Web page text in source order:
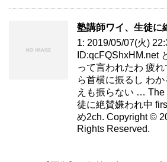
塾講師ワイ、生徒に
1: 2019/05/07(火)
ID:qcFQShxHM.net
って言われたわ 疲
ら首横に振るし わ
えも振らない … The
徒に絶賛嫌われ中
め2ch. Copyright ©
Rights Reserved.